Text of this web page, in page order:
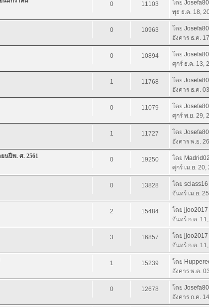
0 11103 โดย
พุธ ธ.ค. 18,
0 10963 โดย
อังคาร ธ.ค.
0 10894 โดย
ศุกร์ ธ.ค. 13,
1 11768 โดย
อังคาร ธ.ค.
0 11079 โดย
ศุกร์ พ.ย. 29,
1 11727 โดย
อังคาร พ.ย.
นปีพ. ศ. 2561
0 19250 โดย
ศุกร์ เม.ย. 20,
0 13828 โดย sclass16
จันทร์ เม.ย.
2 15484 โดย jjoo2017
จันทร์ ก.ค.
3 16857 โดย jjoo2017
จันทร์ ก.ค.
1 15239 โดย
อังคาร พ.ค.
0 12678 โดย
อังคาร ก.ค.